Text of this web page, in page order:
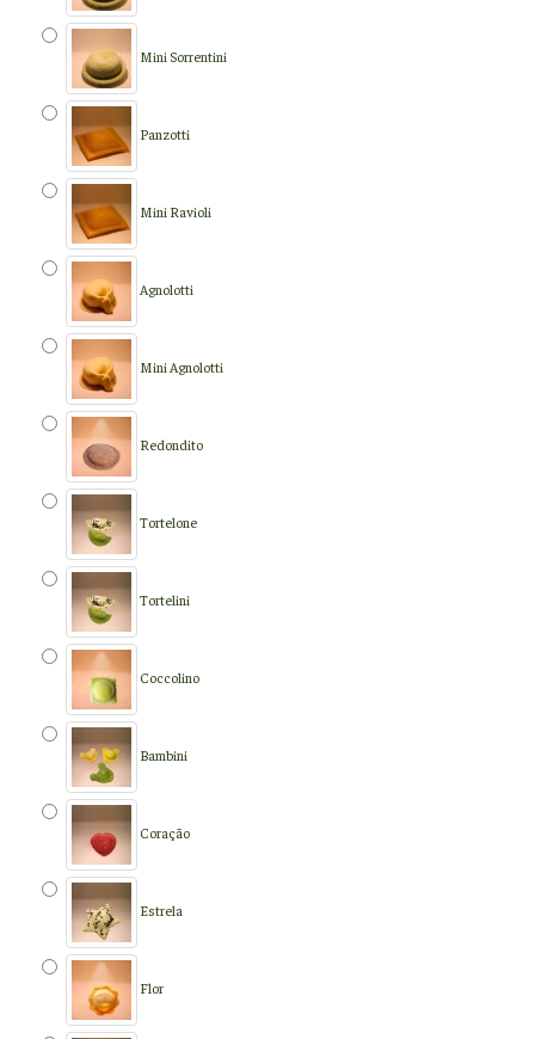
Mini Sorrentini
Panzotti
Mini Ravioli
Agnolotti
Mini Agnolotti
Redondito
Tortelone
Tortelini
Coccolino
Bambini
Coração
Estrela
Flor